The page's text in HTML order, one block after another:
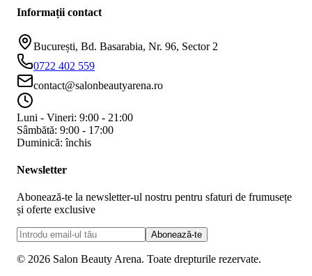
Informații contact
București, Bd. Basarabia, Nr. 96, Sector 2
0722 402 559
contact@salonbeautyarena.ro
Luni - Vineri: 9:00 - 21:00
Sâmbătă: 9:00 - 17:00
Duminică: închis
Newsletter
Abonează-te la newsletter-ul nostru pentru sfaturi de frumusețe
și oferte exclusive
Abonează-te
© 2026 Salon Beauty Arena. Toate drepturile rezervate.